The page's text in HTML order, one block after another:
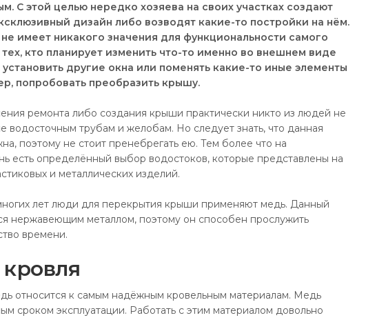
С этой целью нередко хозяева на своих участках создают
дизайн либо возводят какие-то постройки на нём.
имеет никакого значения для функциональности самого
кто планирует изменить что-то именно во внешнем виде
другие окна или поменять какие-то иные элементы
попробовать преобразить крышу.
ремонта либо создания крыши практически никто из людей не
водосточным трубам и желобам. Но следует знать, что данная
поэтому не стоит пренебрегать ею. Тем более что на
есть определённый выбор водостоков, которые представлены на
и металлических изделий.
лет люди для перекрытия крыши применяют медь. Данный
нержавеющим металлом, поэтому он способен прослужить
времени.
относится к самым надёжным кровельным материалам. Медь
сроком эксплуатации. Работать с этим материалом довольно